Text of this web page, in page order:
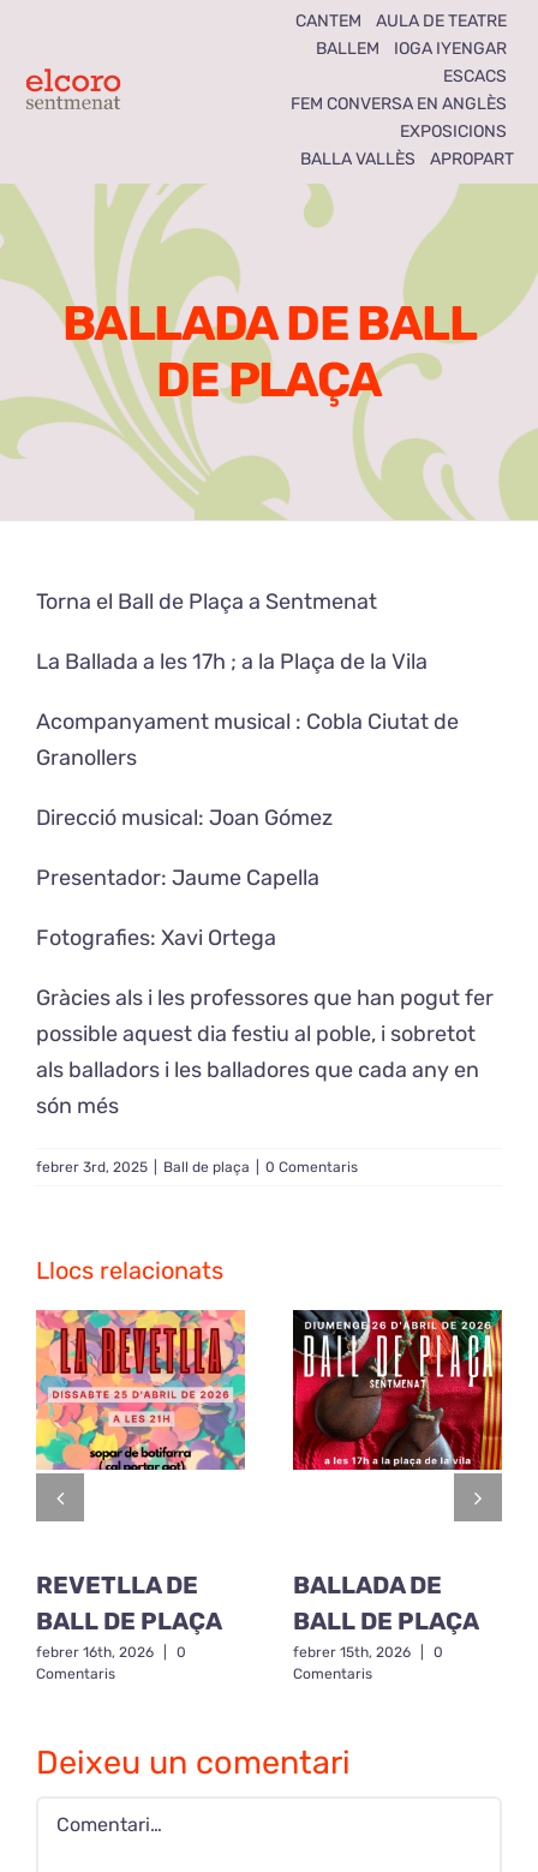
content
Toggle
Notícies
Seccions
El Coro som tots
Activitats
Exposicions
El Cafè del Coro
Balla Vallès
CANTEM
AULA DE TEATRE
BALLEM
IOGA IYENGAR
ESCACS
FEM CONVERSA EN ANGLÈS
EXPOSICIONS
BALLA VALLÈS
APROPART
BALLADA DE BALL
DE PLAÇA
Torna el Ball de Plaça a Sentmenat
La Ballada a les 17h ; a la Plaça de la Vila
Acompanyament musical : Cobla Ciutat de
Granollers
Direcció musical: Joan Gómez
Presentador: Jaume Capella
Fotografies: Xavi Ortega
Gràcies als i les professores que han pogut fer
possible aquest dia festiu al poble, i sobretot
als balladors i les balladores que cada any en
són més
febrer 3rd, 2025 Ball de plaça 0 Comentaris
Llocs relacionats
REVETLLA DE
BALL DE PLAÇA
febrer 16th, 2026
0
Comentaris
BALLADA DE
BALL DE PLAÇA
febrer 15th, 2026
0
Comentaris
Deixeu un comentari
Comment